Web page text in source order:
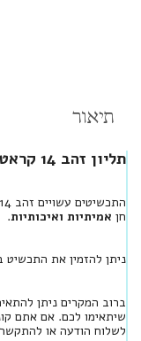
תיאור
תליון זהב 14 קראט משובץ אקוומארין
חן אמיתיות ואיכותיות.
ניתן להזמין את התכשיט בזהב 18 קראט ובשיבוץ של
ברוב המקרים ניתן
שיתאימו לכם. אם אתם
לשלוח הודעה או